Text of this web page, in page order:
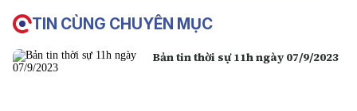
TIN CÙNG CHUYÊN MỤC
Bản tin thời sự 11h ngày 07/9/2023